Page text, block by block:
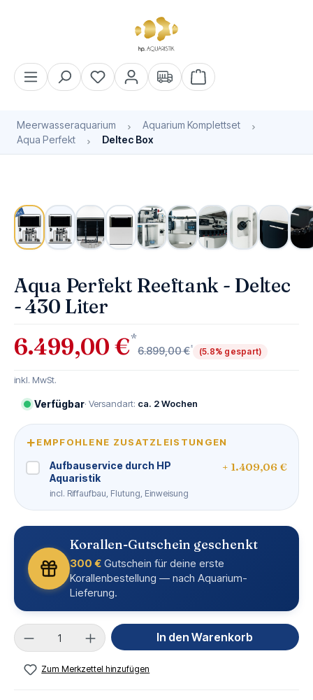
Warenkorb enthält 0
Meerwasseraquarium
Aquarium Komplettset
Aqua Perfekt
Deltec Box
Aqua Perfekt Reeftank - Deltec
- 430 Liter
6.499,00 €*
6.899,00 €* (5.8% gespart)
inkl. MwSt.
Verfügbar· Versandart: ca. 2 Wochen
+EMPFOHLENE ZUSATZLEISTUNGEN
Aufbauservice durch HP
Aquaristik
incl. Riffaufbau, Flutung, Einweisung
+ 1.409,06 €
Korallen-Gutschein geschenkt
300 € Gutschein für deine erste
Korallenbestellung — nach Aquarium-
Lieferung.
Produkt Anzahl: Gib den gewünschten Wert
In den Warenkorb
Zum Merkzettel hinzufügen